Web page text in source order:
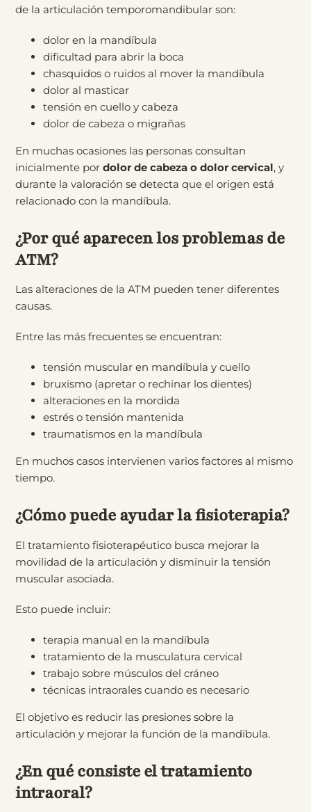
de la articulación temporomandibular son:
dolor en la mandíbula
dificultad para abrir la boca
chasquidos o ruidos al mover la mandíbula
dolor al masticar
tensión en cuello y cabeza
dolor de cabeza o migrañas
En muchas ocasiones las personas consultan
inicialmente pordolor de cabeza o dolor cervical, y
durante la valoración se detecta que el origen está
relacionado con la mandíbula.
¿Por qué aparecen los problemas de
ATM?
Las alteraciones de la ATM pueden tener diferentes
causas.
Entre las más frecuentes se encuentran:
tensión muscular en mandíbula y cuello
bruxismo (apretar o rechinar los dientes)
alteraciones en la mordida
estrés o tensión mantenida
traumatismos en la mandíbula
En muchos casos intervienen varios factores al mismo
tiempo.
¿Cómo puede ayudar la fisioterapia?
El tratamiento fisioterapéutico busca mejorar la
movilidad de la articulación y disminuir la tensión
muscular asociada.
Esto puede incluir:
terapia manual en la mandíbula
tratamiento de la musculatura cervical
trabajo sobre músculos del cráneo
técnicas intraorales cuando es necesario
El objetivo es reducir las presiones sobre la
articulación y mejorar la función de la mandíbula.
¿En qué consiste el tratamiento
intraoral?